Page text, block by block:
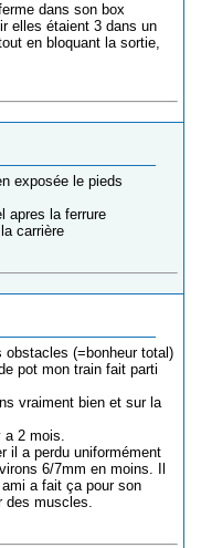
dans son box
elles étaient 3 dans un
en bloquant la sortie,
exposée le pieds
apres la ferrure
carrière
obstacles (=bonheur total)
pot mon train fait parti
vraiment bien et sur la
a 2 mois.
il a perdu uniformément
6/7mm en moins. Il
a fait ça pour son
des muscles.